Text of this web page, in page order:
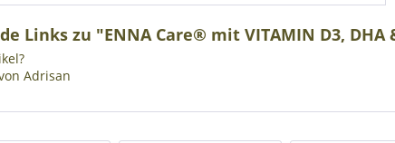
Links zu "ENNA Care® mit VITAMIN D3, DHA
Adrisan